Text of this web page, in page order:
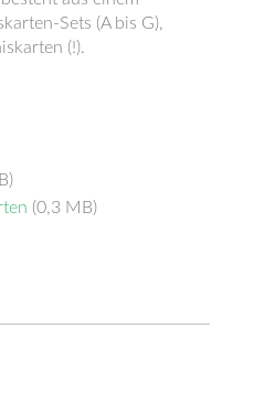
Sets (A bis G),
(!).
(0,3 MB)